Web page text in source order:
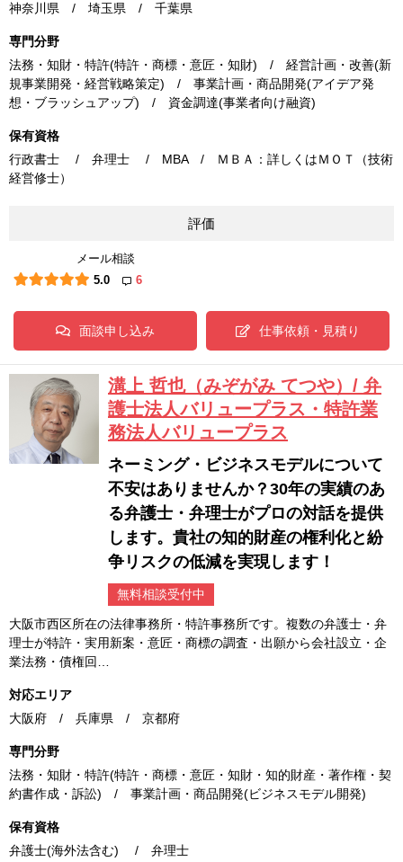
神奈川県 / 埼玉県 / 千葉県
専門分野
法務・知財・特許(特許・商標・意匠・知財) / 経営計画・改善(新
規事業開発・経営戦略策定) / 事業計画・商品開発(アイデア発
想・ブラッシュアップ) / 資金調達(事業者向け融資)
保有資格
行政書士 / 弁理士 / MBA / ＭＢＡ：詳しくはＭＯＴ（技術
経営修士）
評価
メール相談
5.0
6
面談申し込み 仕事依頼・見積り
溝上 哲也（みぞがみ てつや）/ 弁
護士法人バリュープラス・特許業
務法人バリュープラス
ネーミング・ビジネスモデルについて
不安はありませんか？30年の実績のあ
る弁護士・弁理士がプロの対話を提供
します。貴社の知的財産の権利化と紛
争リスクの低減を実現します！
無料相談受付中
大阪市西区所在の法律事務所・特許事務所です。複数の弁護士・弁
理士が特許・実用新案・意匠・商標の調査・出願から会社設立・企
業法務・債権回…
対応エリア
大阪府 / 兵庫県 / 京都府
専門分野
法務・知財・特許(特許・商標・意匠・知財・知的財産・著作権・契
約書作成・訴訟) / 事業計画・商品開発(ビジネスモデル開発)
保有資格
弁護士(海外法含む) / 弁理士